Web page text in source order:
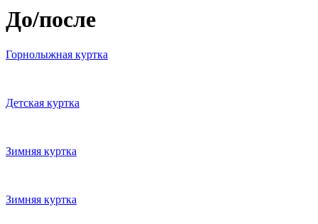
До/после
Горнолыжная куртка
Детская куртка
Зимняя куртка
Зимняя куртка